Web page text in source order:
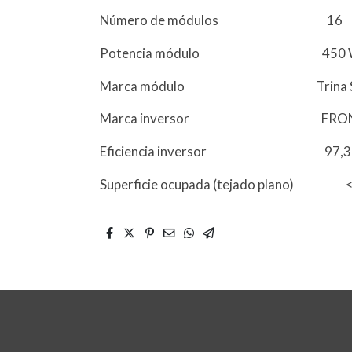
Número de módulos 16
Potencia módulo 450
Marca módulo Trina
Marca inversor
Eficiencia inversor
Superficie ocupada (tejado plano) <